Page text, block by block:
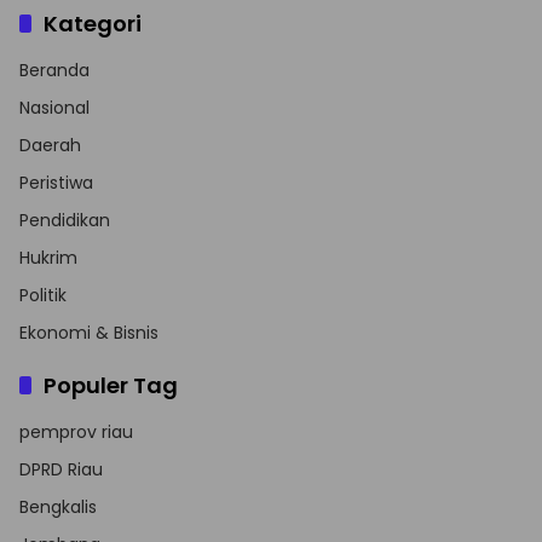
Kategori
Beranda
Nasional
Daerah
Peristiwa
Pendidikan
Hukrim
Politik
Ekonomi & Bisnis
Populer Tag
pemprov riau
DPRD Riau
Bengkalis